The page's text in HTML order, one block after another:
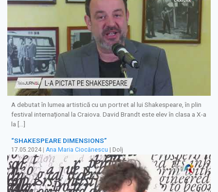
A debutat în lumea artistică cu un portret al lui Shakespeare, în plin
festival internațional la Craiova. David Brandt este elev în clasa a X-a
la […]
“SHAKESPEARE DIMENSIONS”
17.05.2024 Ana Maria Ciocănescu | Dolj